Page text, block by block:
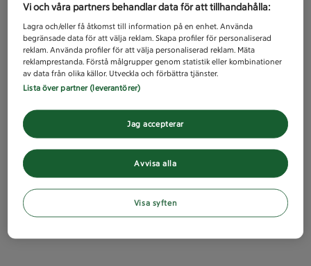
Vi och våra partners behandlar data för att tillhandahålla:
Lagra och/eller få åtkomst till information på en enhet. Använda
begränsade data för att välja reklam. Skapa profiler för personaliserad
reklam. Använda profiler för att välja personaliserad reklam. Mäta
reklamprestanda. Förstå målgrupper genom statistik eller kombinationer
av data från olika källor. Utveckla och förbättra tjänster.
Lista över partner (leverantörer)
Avvisa alla
Jag accepterar
Visa syften